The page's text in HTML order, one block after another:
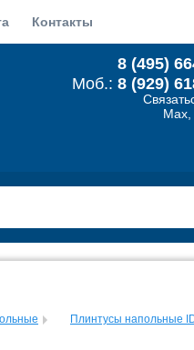
Контакты
8 (495)
Моб.: 8 (929)
Max,
Плинтусы напольные